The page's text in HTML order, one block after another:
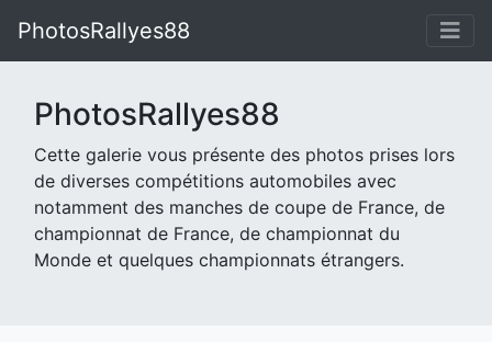
PhotosRallyes88
PhotosRallyes88
Cette galerie vous présente des photos prises lors
de diverses compétitions automobiles avec
notamment des manches de coupe de France, de
championnat de France, de championnat du
Monde et quelques championnats étrangers.